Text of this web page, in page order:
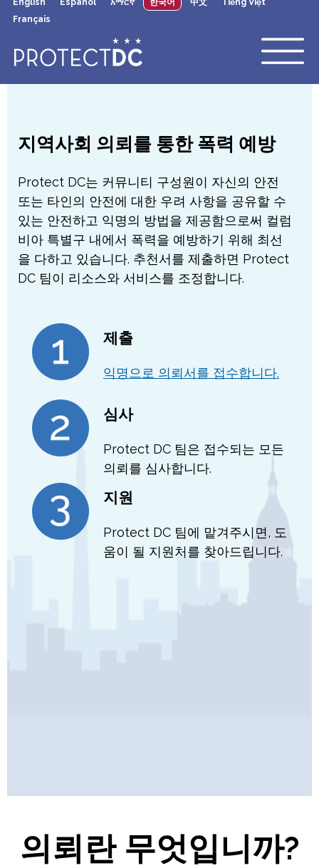
Skip to main content
English Español አማርኛ 한국어 中文
Tiếng Việt
Français
지역사회 의뢰를 통한 폭력 예방
Protect DC는 커뮤니티 구성원이 자신의 안전
또는 타인의 안전에 대한 우려 사항을 공유할 수
있는 안전하고 익명의 방법을 제공함으로써 컬럼
비아 특별구 내에서 폭력을 예방하기 위해 최선
을 다하고 있습니다. 추천서를 제출하면 Protect
DC 팀이 리소스와 서비스를 조정합니다.
제출
익명으로 의뢰서를 접수합니다.
심사
Protect DC 팀은 접수되는 모든
의뢰를 심사합니다.
지원
Protect DC 팀에 맡겨주시면, 도
움이 될 지원처를 찾아드립니다.
의뢰란 무엇입니까?